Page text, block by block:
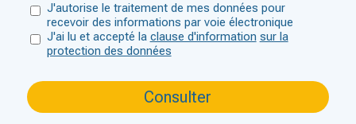
J'autorise le traitement de mes données pour
recevoir des informations par voie électronique
J'ai lu et accepté la clause d'information sur la
protection des données